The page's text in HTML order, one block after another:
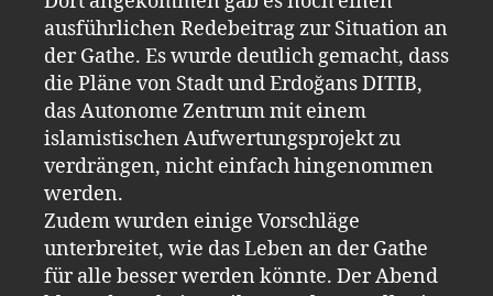
ausführlichen Redebeitrag zur Situation an
der Gathe. Es wurde deutlich gemacht, dass
die Pläne von Stadt und Erdoğans DITIB,
das Autonome Zentrum mit einem
islamistischen Aufwertungsprojekt zu
verdrängen, nicht einfach hingenommen
werden.
Zudem wurden einige Vorschläge
unterbreitet, wie das Leben an der Gathe
für alle besser werden könnte. Der Abend